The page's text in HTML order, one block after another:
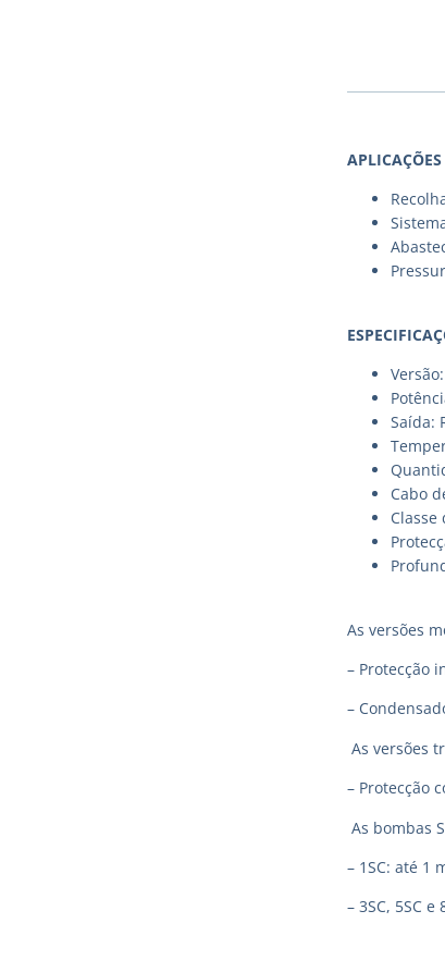
APLICAÇÕES
Saída:
Cabo
Classe
As versões
– Protecção
–
As versões
– Protecção
As bombas
– 1SC: até 1
– 3SC, 5SC e